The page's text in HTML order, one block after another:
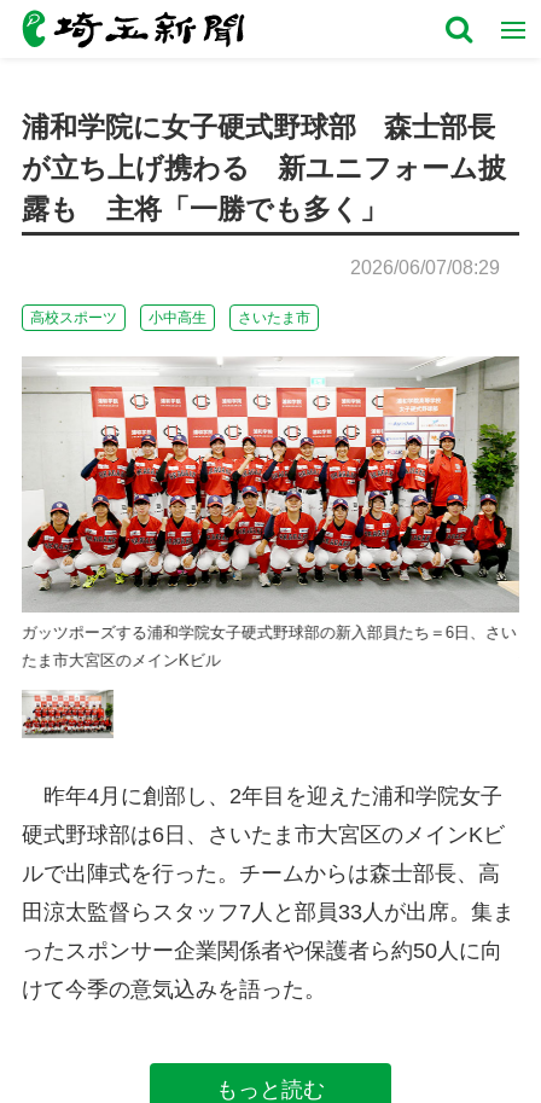
浦和学院に女子硬式野球部 森士部長
が立ち上げ携わる 新ユニフォーム披
露も 主将「一勝でも多く」
2026/06/07/08:29
高校スポーツ 小中高生 さいたま市
ガッツポーズする浦和学院女子硬式野球部の新入部員たち＝6日、さい
たま市大宮区のメインKビル
昨年4月に創部し、2年目を迎えた浦和学院女子
硬式野球部は6日、さいたま市大宮区のメインKビ
ルで出陣式を行った。チームからは森士部長、高
田涼太監督らスタッフ7人と部員33人が出席。集ま
ったスポンサー企業関係者や保護者ら約50人に向
けて今季の意気込みを語った。
もっと読む